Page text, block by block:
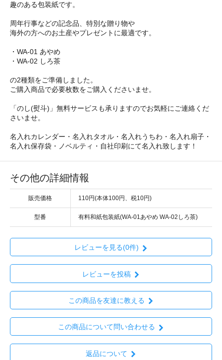
趣のある包装紙です。
周年行事などの記念品、特別な贈り物や
海外の方へのお土産やプレゼントに最適です。
・WA-01 あやめ
・WA-02 しろ茶
の2種類をご準備しました。
ご購入商品で必要枚数をご購入くださいませ。
「のし(熨斗)」無料サービスも承りますのでお気軽にご連絡くだ
さいませ。
名入れカレンダー・名入れタオル・名入れうちわ・名入れ扇子・
名入れ保存袋・ノベルティ・自社印刷にて名入れ致します！
その他の詳細情報
販売価格 110円(本体100円、税10円)
型番 有料和紙包装紙(WA-01あやめ WA-02しろ茶)
レビューを見る(0件)
レビューを投稿
この商品を友達に教える
この商品について問い合わせる
返品について